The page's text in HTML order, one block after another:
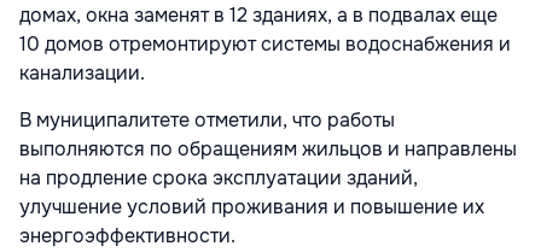
домах, окна заменят в 12 зданиях, а в подвалах еще
10 домов отремонтируют системы водоснабжения и
канализации.
В муниципалитете отметили, что работы
выполняются по обращениям жильцов и направлены
на продление срока эксплуатации зданий,
улучшение условий проживания и повышение их
энергоэффективности.